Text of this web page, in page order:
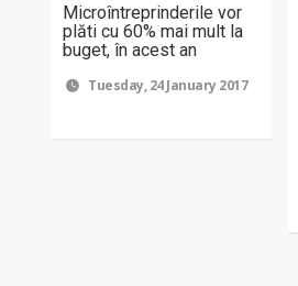
Microîntreprinderile vor
plăti cu 60% mai mult la
buget, în acest an
Tuesday, 24 January 2017